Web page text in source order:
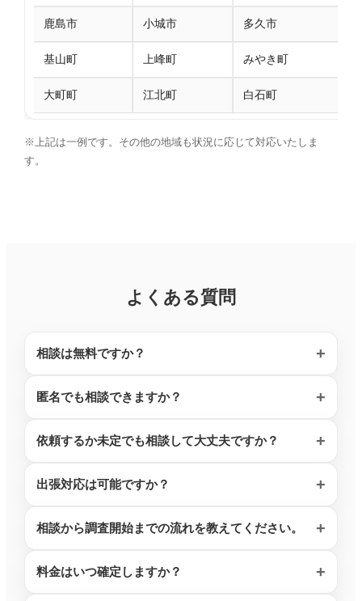
鹿島市 小城市 多久市
基山町 上峰町 みやき町
大町町 江北町 白石町
※上記は一例です。その他の地域も状況に応じて対応いたしま
す。
よくある質問
相談は無料ですか？
匿名でも相談できますか？
依頼するか未定でも相談して大丈夫ですか？
出張対応は可能ですか？
相談から調査開始までの流れを教えてください。
料金はいつ確定しますか？